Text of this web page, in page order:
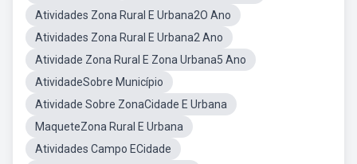
Atividades Zona Rural E Urbana2O Ano
Atividades Zona Rural E Urbana2 Ano
Atividade Zona Rural E Zona Urbana5 Ano
AtividadeSobre Município
Atividade Sobre ZonaCidade E Urbana
MaqueteZona Rural E Urbana
Atividades Campo ECidade